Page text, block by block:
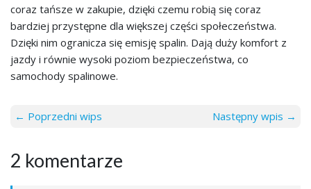
coraz tańsze w zakupie, dzięki czemu robią się coraz
bardziej przystępne dla większej części społeczeństwa.
Dzięki nim ogranicza się emisję spalin. Dają duży komfort z
jazdy i równie wysoki poziom bezpieczeństwa, co
samochody spalinowe.
← Poprzedni wips Następny wpis →
2 komentarze